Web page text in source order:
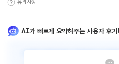
유의사항
AI가 빠르게 요약해주는 사용자 후기!